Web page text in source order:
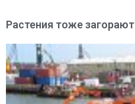
Растения тоже загорают